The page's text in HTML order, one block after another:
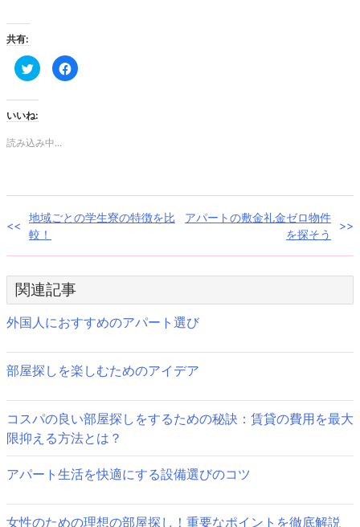
共有:
ク
リ
し
て
Twitter
共
有
ィ
ン
ド
ウ
で
き
す)
Facebook
で
く
さ
い
ィ
ン
ド
ウ
で
開
す)
いいね:
読み込み中...
投
稿
ナ
ビ
ー
シ
ョ
ン
地域ごとの学生寮の特徴を比
較！
アパートの敷金礼金ゼロ物件
を探そう
関連記事
外国人におすすめのアパート選び
部屋探しを楽しむためのアイデア
コスパの良い部屋探しをするための秘訣：賃貸の費用を最大
限抑える方法とは？
アパート生活を快適にする設備選びのコツ
女性のための理想の部屋探し！重要なポイントを徹底解説